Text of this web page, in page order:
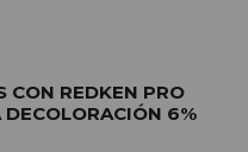
CON REDKEN PRO
DECOLORACIÓN 6%